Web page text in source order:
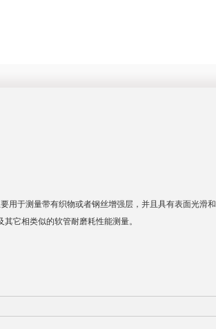
用于测量带有织物或者钢丝增强层，并且具有表面光滑和
它相类似的软管耐磨耗性能测量。